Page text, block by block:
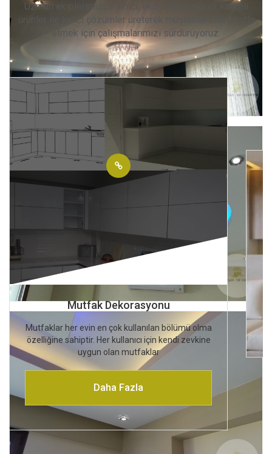
Uzman ekiplerimizce akılcı, ekonomik, yüksek kaliteli
ürünler ile kalıcı çözümler üreterek müşterilerimizi mutlu
etmek için çalışmalarımızı sürdürüyoruz.
Mutfak Dekorasyonu
Mutfaklar her evin en çok kullanılan bölümü olma
özelliğine sahiptir. Her kullanıcı için kendi zevkine
uygun olan mutfaklar
Daha Fazla